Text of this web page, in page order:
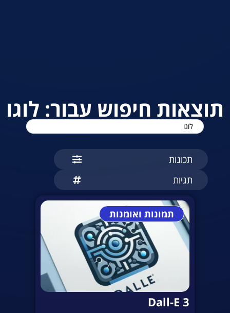
תוצאות חיפוש עבור: לוגו
תכונות
תגיות
תמונות ואומנות
Dall-E 3